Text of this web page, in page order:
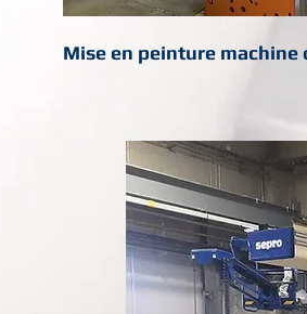
Mise en peinture